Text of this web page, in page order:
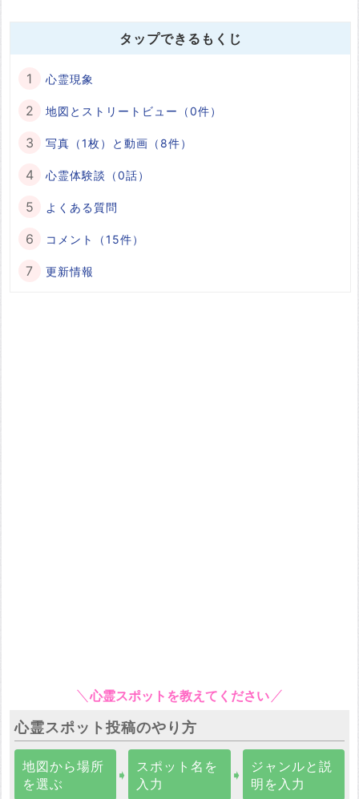
タップできるもくじ
心霊現象
地図とストリートビュー（0件）
写真（1枚）と動画（8件）
心霊体験談（0話）
よくある質問
コメント（15件）
更新情報
心霊スポットを教えてください
心霊スポット投稿のやり方
地図から場所
を選ぶ
➧
スポット名を
入力
➧
ジャンルと説
明を入力